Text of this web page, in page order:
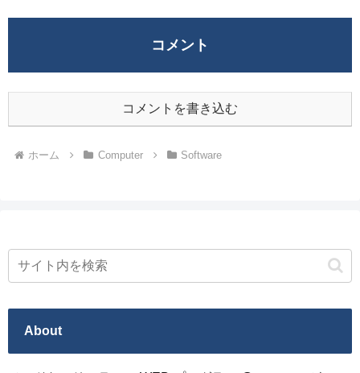
コメント
コメントを書き込む
ホーム Computer Software
About